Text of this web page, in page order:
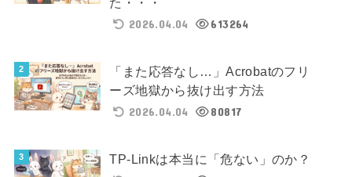
2026.04.04
613264
「また応答なし…」Acrobatのフリ
ーズ地獄から抜け出す方法
2026.04.04
80817
TP-Linkは本当に「危ない」のか？